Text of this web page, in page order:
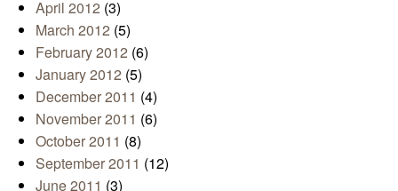
April 2012 (3)
March 2012 (5)
February 2012 (6)
January 2012 (5)
December 2011 (4)
November 2011 (6)
October 2011 (8)
September 2011 (12)
June 2011 (3)